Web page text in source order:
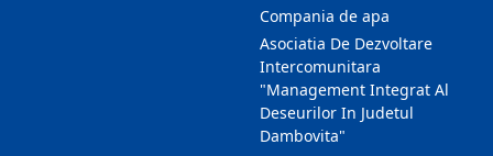
Compania de apa
Asociatia De Dezvoltare
Intercomunitara
"Management Integrat Al
Deseurilor In Judetul
Dambovita"